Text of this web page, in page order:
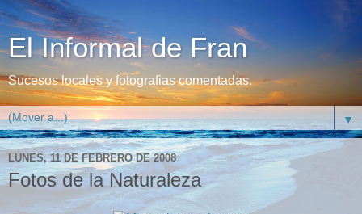
El Informal de Fran
Sucesos locales y fotografias comentadas.
▼
LUNES, 11 DE FEBRERO DE 2008
Fotos de la Naturaleza